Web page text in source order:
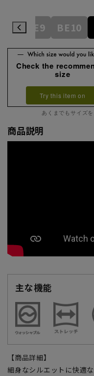
BE9 BE10
Check the
size
Try this item on
あくまでもサイズ
商品説明
主な機能
【商品詳細】
細身なシルエットに快適